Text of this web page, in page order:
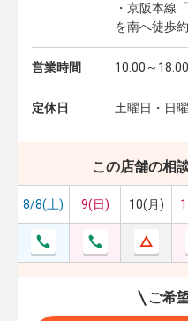
・京阪本線
を南へ徒歩
営業時間 10:00～18:00
定休日 土曜日・日
この店舗の相
8/8(土) 9(日) 10(月)
ご希